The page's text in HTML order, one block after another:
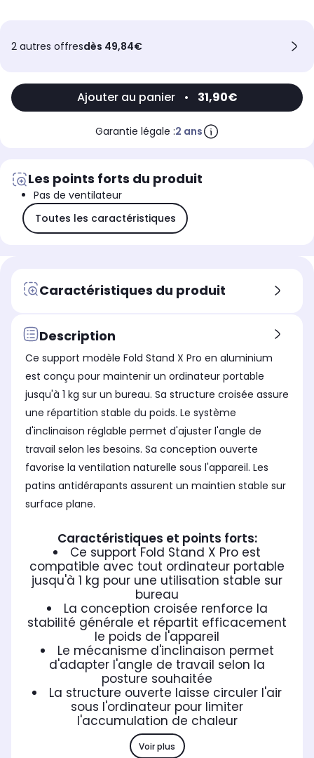
2 autres offresdès 49,84€
Ajouter au panier • 31,90€
Garantie légale :2 ans
Les points forts du produit
Pas de ventilateur
Toutes les caractéristiques
Caractéristiques du produit
Description
Ce support modèle Fold Stand X Pro en aluminium
est conçu pour maintenir un ordinateur portable
jusqu'à 1 kg sur un bureau. Sa structure croisée assure
une répartition stable du poids. Le système
d'inclinaison réglable permet d'ajuster l'angle de
travail selon les besoins. Sa conception ouverte
favorise la ventilation naturelle sous l'appareil. Les
patins antidérapants assurent un maintien stable sur
surface plane.
Caractéristiques et points forts:
Ce support Fold Stand X Pro est
compatible avec tout ordinateur portable
jusqu'à 1 kg pour une utilisation stable sur
bureau
La conception croisée renforce la
stabilité générale et répartit efficacement
le poids de l'appareil
Le mécanisme d'inclinaison permet
d'adapter l'angle de travail selon la
posture souhaitée
La structure ouverte laisse circuler l'air
sous l'ordinateur pour limiter
l'accumulation de chaleur
Voir plus